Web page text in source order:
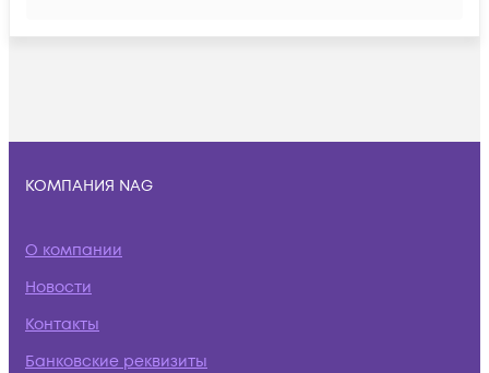
КОМПАНИЯ NAG
О компании
Новости
Контакты
Банковские реквизиты